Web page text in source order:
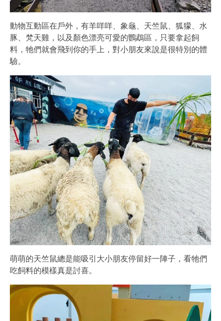
動物互動區在戶外，有羊咩咩、象龜、天竺鼠、狐獴、水
豚、梵天雞，以及顏色漂亮可愛的鸚鵡區，只要拿起飼
料，牠們就會飛到你的手上，對小朋友來說是很特別的體
驗。
萌萌的天竺鼠總是能吸引大小朋友停留好一陣子，看牠們
吃飼料的模樣真是討喜。